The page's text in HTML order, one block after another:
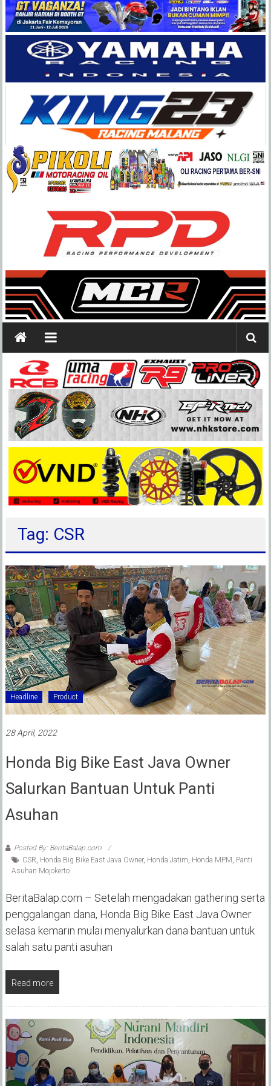
Balap
Paling
Lengkap
Tag: CSR
Headline Product
28 April, 2022
Honda Big Bike East Java Owner
Salurkan Bantuan Untuk Panti
Asuhan
Posted By: BeritaBalap.com
CSR, Honda Big Bike East Java Owner, Honda Jatim, Honda MPM, Panti
Asuhan Mojokerto
BeritaBalap.com – Setelah mengadakan gathering serta
penggalangan dana, Honda Big Bike East Java Owner
selasa kemarin mulai menyalurkan dana bantuan untuk
salah satu panti asuhan
Read more